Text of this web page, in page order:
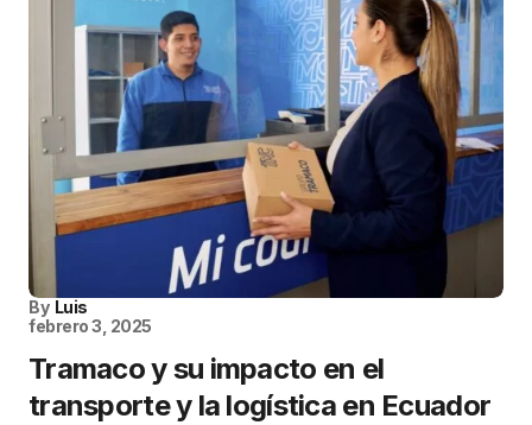
By Luis
febrero 3, 2025
Tramaco y su impacto en el
transporte y la logística en Ecuador